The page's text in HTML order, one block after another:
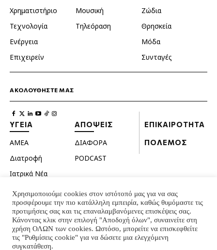
Χρηματιστήριο
Τεχνολογία
Ενέργεια
Επιχειρείν
Μουσική
Τηλεόραση
Ζώδια
Θρησκεία
Μόδα
Συνταγές
ΑΚΟΛΟΥΘΗΣΤΕ ΜΑΣ
ΥΓΕΙΑ
ΑΜΕΑ
Διατροφή
Ιατρικά Νέα
Κατοικίδια
Ομορφιά
Σεξουαλική ζωή
Ψυχολογία
ΑΠΟΨΕΙΣ
ΔΙΑΦΟΡΑ
PODCAST
ΕΠΙΚΑΙΡΟΤΗΤΑ
ΠΟΛΕΜΟΣ
Χρησιμοποιούμε cookies στον ιστότοπό μας για να σας
προσφέρουμε την πιο κατάλληλη εμπειρία, καθώς θυμόμαστε τις
προτιμήσεις σας και τις επαναλαμβανόμενες επισκέψεις σας.
Κάνοντας κλικ στην επιλογή "Αποδοχή όλων", συναινείτε στη
χρήση ΟΛΩΝ των cookies. Ωστόσο, μπορείτε να επισκεφθείτε
τις "Ρυθμίσεις cookie" για να δώσετε μια ελεγχόμενη
συγκατάθεση.